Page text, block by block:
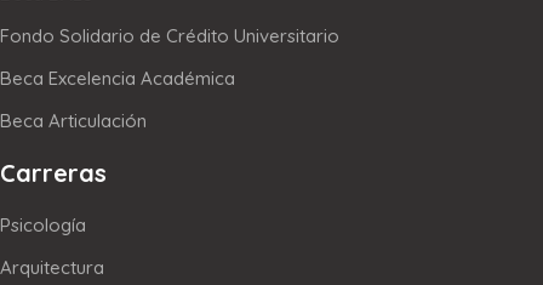
Fondo Solidario de Crédito Universitario
Beca Excelencia Académica
Beca Articulación
Carreras
Psicología
Arquitectura